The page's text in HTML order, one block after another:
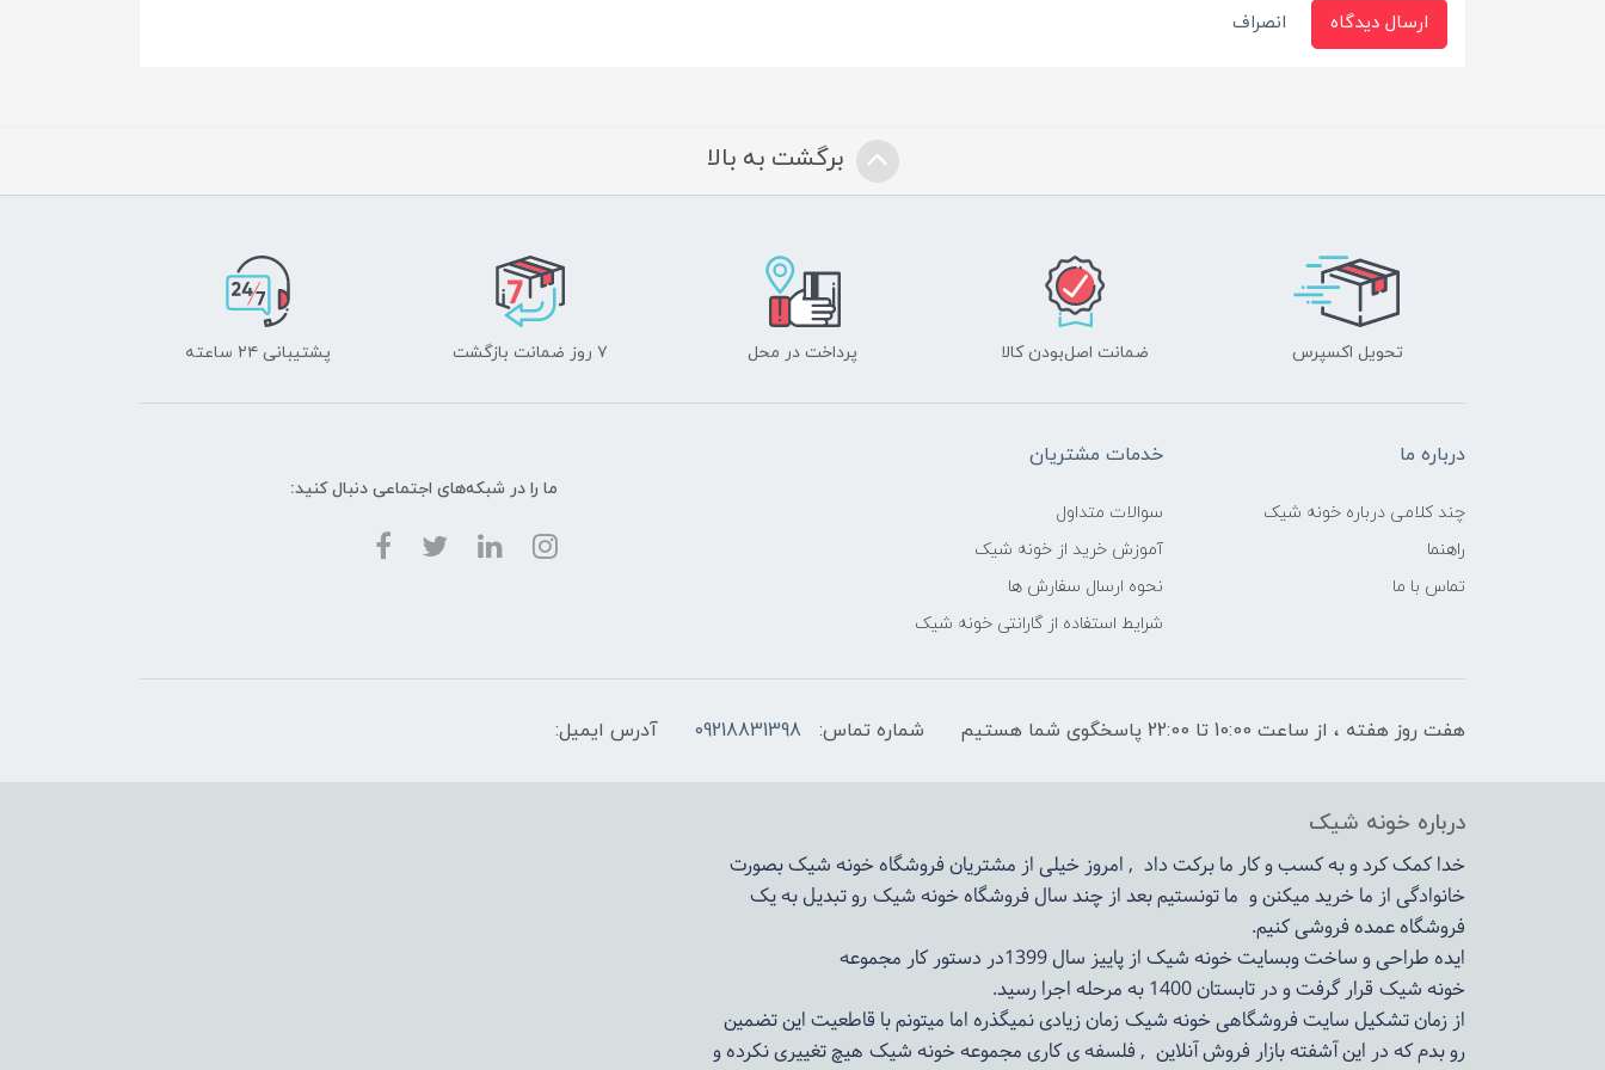
ارسال دیدگاه انصراف
برگشت به بالا
تحویل اکسپرس ضمانت اصل‌بودن کالا پرداخت در محل ۷ روز ضمانت بازگشت پشتیبانی ۲۴ ساعته
درباره ما
چند کلامی درباره خونه شیک
راهنما
تماس با ما
خدمات مشتریان
سوالات متداول
آموزش خرید از خونه شیک
نحوه ارسال سفارش ها
شرایط استفاده از گارانتی خونه شیک
ما را در شبکه‌های اجتماعی دنبال کنید:
هفت روز هفته ، از ساعت 10:00 تا 22:00 پاسخگوی شما هستیم شماره تماس: 09218831398 آدرس ایمیل:
درباره خونه شیک
خدا کمک کرد و به کسب و کار ما برکت داد , امروز خیلی از مشتریان فروشگاه خونه شیک بصورت
خانوادگی از ما خرید میکنن و ما تونستیم بعد از چند سال فروشگاهخونه شیکرو تبدیل به یک
فروشگاه عمده فروشی کنیم.
ایده طراحی و ساخت وبسایت خونه شیک از پاییز سال 1399در دستور کار مجموعه
خونه شیک قرار گرفت و در تابستان 1400 به مرحله اجرا رسید.
از زمان تشکیل سایت فروشگاهیخونه شیکزمان زیادی نمیگذره اما میتونم با قاطعیت این تضمین
رو بدم که در این آشفته بازار فروش آنلاین , فلسفه ی کاری مجموعهخونه شیک هیچ تغییری نکرده و